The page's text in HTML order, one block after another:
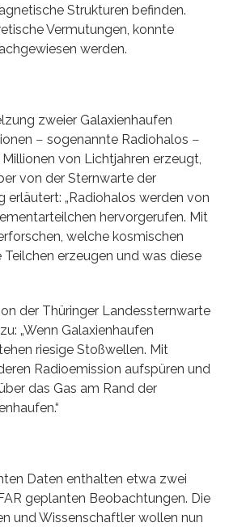
Strukturen befinden.
Vermutungen, konnte
werden.
zweier Galaxienhaufen
‒ sogenannte Radiohalos ‒
von Lichtjahren erzeugt,
von der Sternwarte der
erläutert: „Radiohalos werden von
hervorgerufen. Mit
welche kosmischen
Teilchen erzeugen und was diese
der Thüringer Landessternwarte
„Wenn Galaxienhaufen
riesige Stoßwellen. Mit
Radioemission aufspüren und
das Gas am Rand der
Daten enthalten etwa zwei
geplanten Beobachtungen. Die
und Wissenschaftler wollen nun